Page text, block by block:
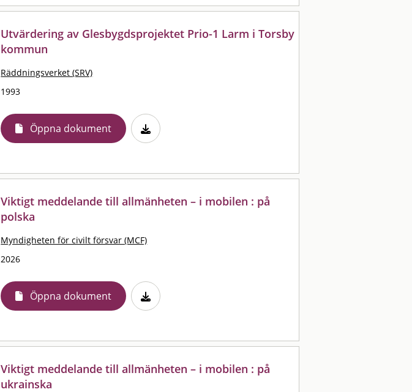
Utvärdering av Glesbygdsprojektet Prio-1 Larm i Torsby
kommun
Räddningsverket (SRV)
1993
Öppna dokument
Viktigt meddelande till allmänheten – i mobilen : på
polska
Myndigheten för civilt försvar (MCF)
2026
Öppna dokument
Viktigt meddelande till allmänheten – i mobilen : på
ukrainska